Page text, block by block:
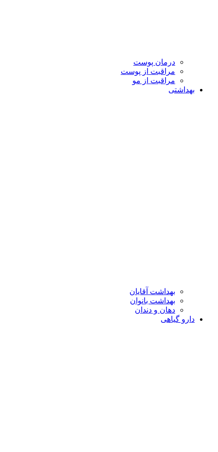
درمان پوست
مراقبت از پوست
مراقبت از مو
بهداشتی
بهداشت آقایان
بهداشت بانوان
دهان و دندان
دارو گیاهی